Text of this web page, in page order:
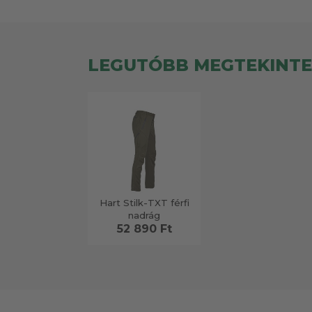
LEGUTÓBB
Hart Stilk-TXT férfi
nadrág
52 890 Ft